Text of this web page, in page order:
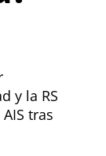
y la RS
tras